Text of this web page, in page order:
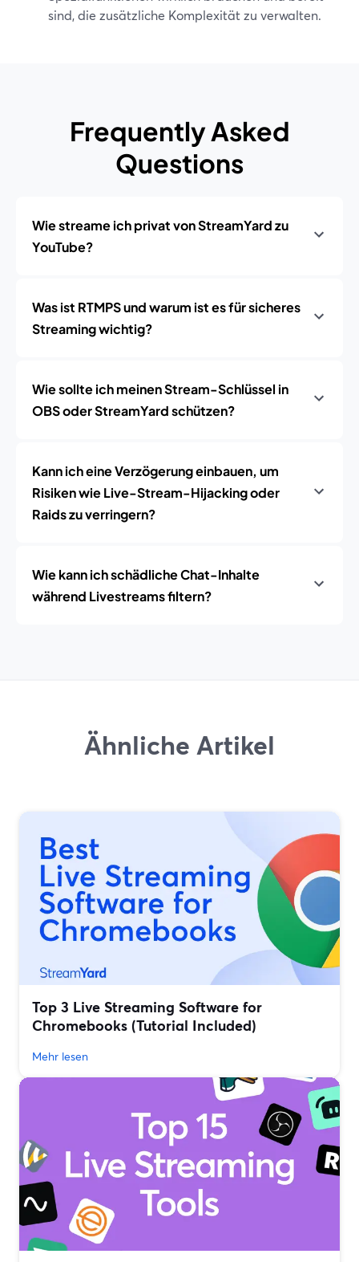
sind, die zusätzliche Komplexität zu verwalten.
Frequently Asked
Questions
Wie streame ich privat von StreamYard zu
YouTube?
Was ist RTMPS und warum ist es für sicheres
Streaming wichtig?
Wie sollte ich meinen Stream-Schlüssel in
OBS oder StreamYard schützen?
Kann ich eine Verzögerung einbauen, um
Risiken wie Live-Stream-Hijacking oder
Raids zu verringern?
Wie kann ich schädliche Chat-Inhalte
während Livestreams filtern?
Ähnliche Artikel
Top 3 Live Streaming Software for
Chromebooks (Tutorial Included)
Mehr lesen